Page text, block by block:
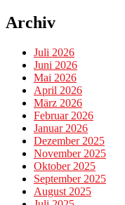
Archiv
Juli 2026
Juni 2026
Mai 2026
April 2026
März 2026
Februar 2026
Januar 2026
Dezember 2025
November 2025
Oktober 2025
September 2025
August 2025